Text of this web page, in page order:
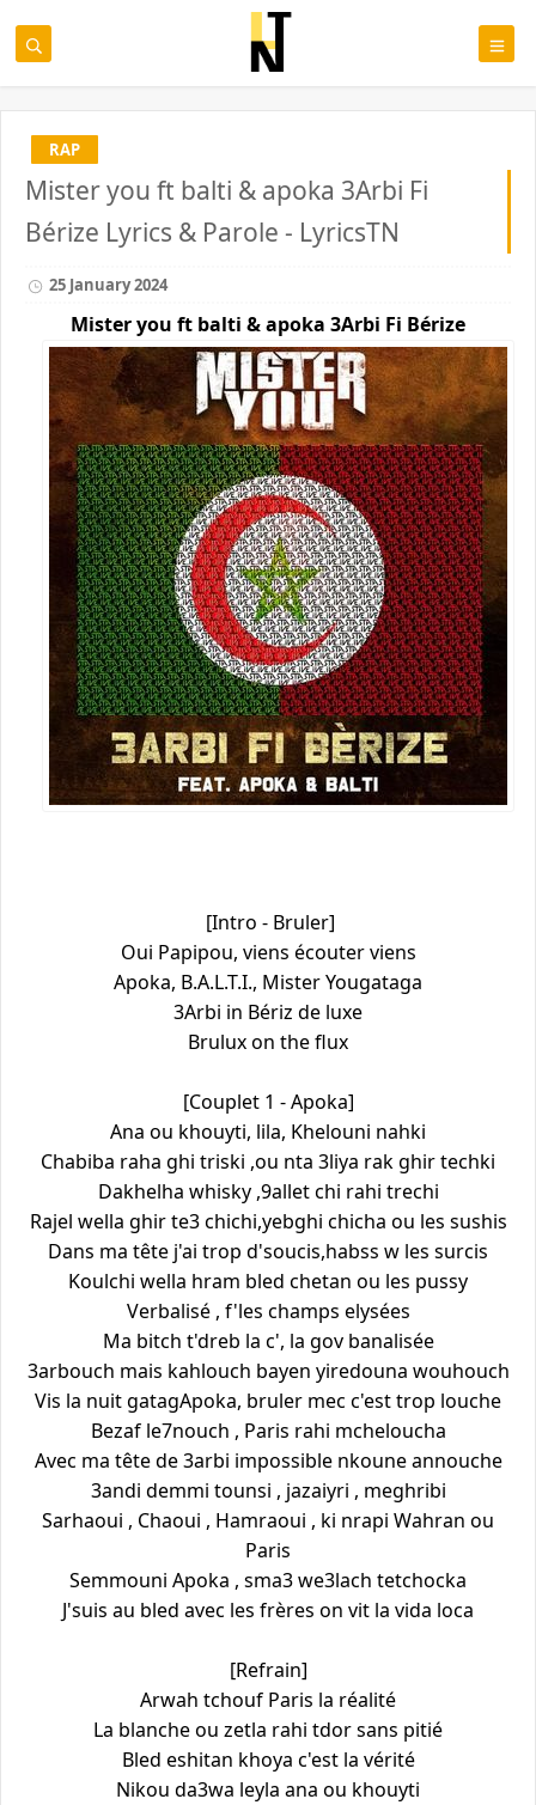
RAP
Mister you ft balti & apoka 3Arbi Fi
Bérize Lyrics & Parole - LyricsTN
25 January 2024
Mister you ft balti & apoka 3Arbi Fi Bérize
[Intro - Bruler]
Oui Papipou, viens écouter viens
Apoka, B.A.L.T.I., Mister Yougataga
3Arbi in Bériz de luxe
Brulux on the flux
[Couplet 1 - Apoka]
Ana ou khouyti, lila, Khelouni nahki
Chabiba raha ghi triski ,ou nta 3liya rak ghir techki
Dakhelha whisky ,9allet chi rahi trechi
Rajel wella ghir te3 chichi,yebghi chicha ou les sushis
Dans ma tête j'ai trop d'soucis,habss w les surcis
Koulchi wella hram bled chetan ou les pussy
Verbalisé , f'les champs elysées
Ma bitch t'dreb la c', la gov banalisée
3arbouch mais kahlouch bayen yiredouna wouhouch
Vis la nuit gatagApoka, bruler mec c'est trop louche
Bezaf le7nouch , Paris rahi mcheloucha
Avec ma tête de 3arbi impossible nkoune annouche
3andi demmi tounsi , jazaiyri , meghribi
Sarhaoui , Chaoui , Hamraoui , ki nrapi Wahran ou
Paris
Semmouni Apoka , sma3 we3lach tetchocka
J'suis au bled avec les frères on vit la vida loca
[Refrain]
Arwah tchouf Paris la réalité
La blanche ou zetla rahi tdor sans pitié
Bled eshitan khoya c'est la vérité
Nikou da3wa leyla ana ou khouyti